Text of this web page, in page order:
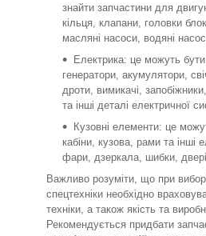
знайти запчастини для
кільця, клапани, головки
масляні насоси, водяні
Електрика: це можуть
генератори, акумулятори,
дроти, вимикачі,
та інші деталі електричної
Кузовні елементи: це
кабіни, кузова, рами та інші
фари, дзеркала, шибки,
Важливо розуміти, що при
спецтехніки необхідно
техніки, а також якість та
Рекомендується придбати